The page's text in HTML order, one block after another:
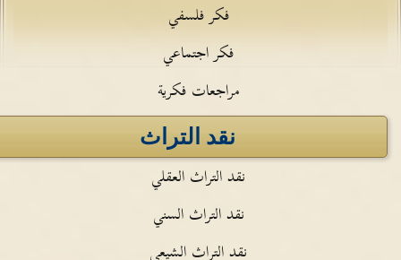
فكر فلسفي
فكر اجتماعي
مراجعات فكرية
نقد التراث
نقد التراث العقلي
نقد التراث السني
نقد التراث الشيعي